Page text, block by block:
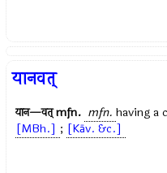
यानवत्
यान—वत्mfn. mfn. having a
[MBh.] ; [Kāv. &c.]